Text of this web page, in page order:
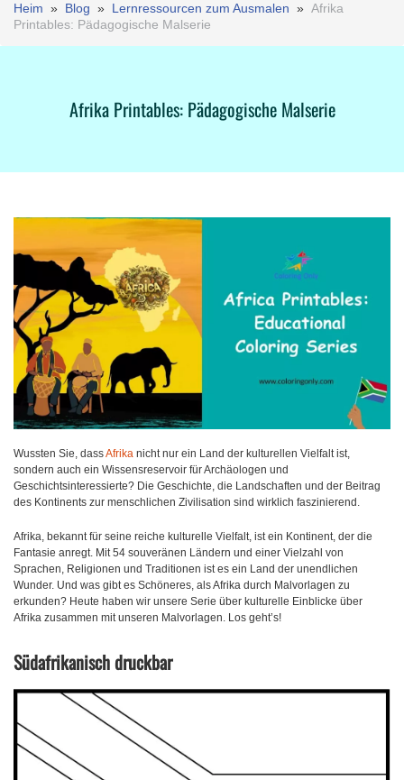
Heim » Blog » Lernressourcen zum Ausmalen » Afrika
Printables: Pädagogische Malserie
Afrika Printables: Pädagogische Malserie
Wussten Sie, dassAfrika nicht nur ein Land der kulturellen Vielfalt ist,
sondern auch ein Wissensreservoir für Archäologen und
Geschichtsinteressierte? Die Geschichte, die Landschaften und der Beitrag
des Kontinents zur menschlichen Zivilisation sind wirklich faszinierend.
Afrika, bekannt für seine reiche kulturelle Vielfalt, ist ein Kontinent, der die
Fantasie anregt. Mit 54 souveränen Ländern und einer Vielzahl von
Sprachen, Religionen und Traditionen ist es ein Land der unendlichen
Wunder. Und was gibt es Schöneres, als Afrika durch Malvorlagen zu
erkunden? Heute haben wir unsere Serie über kulturelle Einblicke über
Afrika zusammen mit unseren Malvorlagen. Los geht’s!
Südafrikanisch druckbar